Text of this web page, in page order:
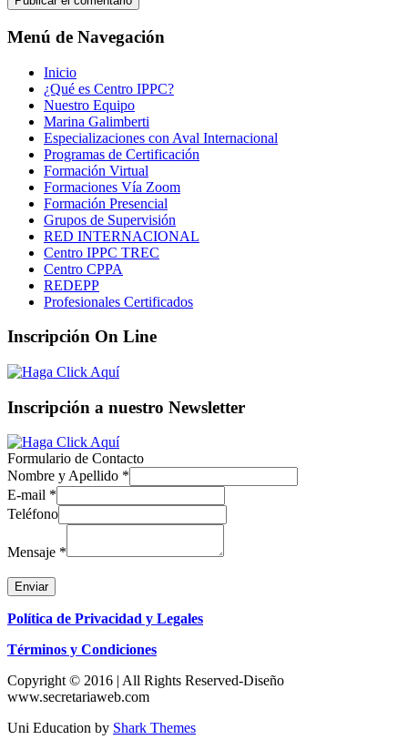
Menú de Navegación
Inicio
¿Qué es Centro IPPC?
Nuestro Equipo
Marina Galimberti
Especializaciones con Aval Internacional
Programas de Certificación
Formación Virtual
Formaciones Vía Zoom
Formación Presencial
Grupos de Supervisión
RED INTERNACIONAL
Centro IPPC TREC
Centro CPPA
REDEPP
Profesionales Certificados
Inscripción On Line
Inscripción a nuestro Newsletter
Formulario de Contacto
Nombre y Apellido *
E-mail *
Teléfono
Mensaje *
Enviar
Política de Privacidad y Legales
Términos y Condiciones
Copyright © 2016 | All Rights Reserved-Diseño
www.secretariaweb.com
Uni Education by Shark Themes